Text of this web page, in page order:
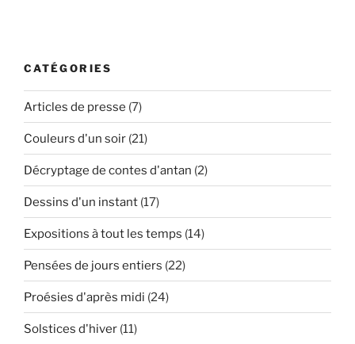
CATÉGORIES
Articles de presse (7)
Couleurs d'un soir (21)
Décryptage de contes d'antan (2)
Dessins d'un instant (17)
Expositions à tout les temps (14)
Pensées de jours entiers (22)
Proésies d'après midi (24)
Solstices d'hiver (11)